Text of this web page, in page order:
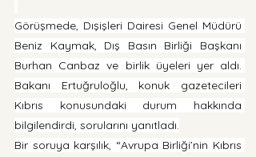
Görüşmede, Dışişleri Dairesi Genel Müdürü
Beniz Kaymak, Dış Basın Birliği Başkanı
Burhan Canbaz ve birlik üyeleri yer aldı.
Bakanı Ertuğruloğlu, konuk gazetecileri
Kıbrıs konusundaki durum hakkında
bilgilendirdi, sorularını yanıtladı.
Bir soruya karşılık, “Avrupa Birliği’nin Kıbrıs